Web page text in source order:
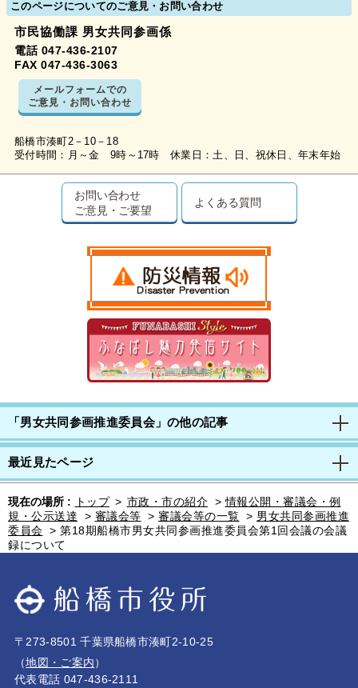
このページについてのご意見・お問い合わせ
市民協働課 男女共同参画係
電話 047-436-2107
FAX 047-436-3063
メールフォームでの
ご意見・お問い合わせ
船橋市湊町2－10－18
受付時間：月～金 9時～17時 休業日：土、日、祝休日、年末年始
お問い合わせ
ご意見・ご要望
よくある質問
「男女共同参画推進委員会」の他の記事
最近見たページ
現在の場所 : トップ > 市政・市の紹介 >情報公開・審議会・例
規・公示送達
> 審議会等 > 審議会等の一覧 > 男女共同参画推進
委員会 > 第18期船橋市男女共同参画推進委員会第1回会議の会議
録について
〒273-8501 千葉県船橋市湊町2-10-25
（地図・ご案内）
代表電話 047-436-2111